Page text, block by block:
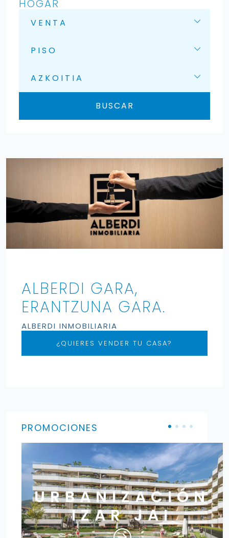
HOGAR
VENTA
PISO
AZKOITIA
BUSCAR
ALBERDI GARA,
ERANTZUNA GARA.
ALBERDI INMOBILIARIA
¿QUIERES VENDER TU CASA?
PROMOCIONES
Enlace a la promoción de Urbanización Izar Jai
URBANIZACIÓN
IZAR JAI